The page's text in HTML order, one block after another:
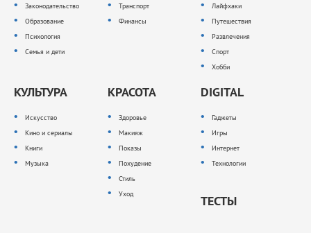
Законодательство
Образование
Психология
Семья и дети
Транспорт
Финансы
Лайфхаки
Путешествия
Развлечения
Спорт
Хобби
КУЛЬТУРА
Искусство
Кино и сериалы
Книги
Музыка
КРАСОТА
Здоровье
Макияж
Показы
Похудение
Стиль
Уход
DIGITAL
Гаджеты
Игры
Интернет
Технологии
ТЕСТЫ